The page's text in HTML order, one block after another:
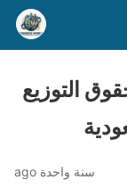
التوزيع
سنة واحدة ago